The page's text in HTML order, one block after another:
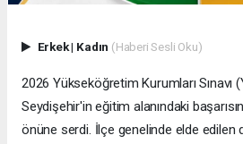
Erkek| Kadın (Haberi Sesli Oku)
2026 Yükseköğretim Kurumları Sınavı
Seydişehir'in eğitim alanındaki
önüne serdi. İlçe genelinde elde edilen